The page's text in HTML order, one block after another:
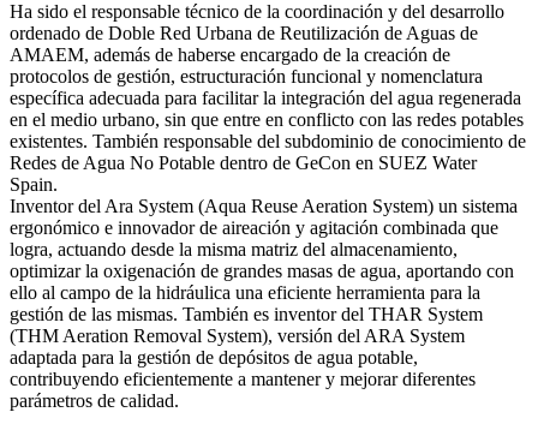
Ha sido el responsable técnico de la coordinación y del desarrollo
ordenado de Doble Red Urbana de Reutilización de Aguas de
AMAEM, además de haberse encargado de la creación de
protocolos de gestión, estructuración funcional y nomenclatura
específica adecuada para facilitar la integración del agua regenerada
en el medio urbano, sin que entre en conflicto con las redes potables
existentes. También responsable del subdominio de conocimiento de
Redes de Agua No Potable dentro de GeCon en SUEZ Water
Spain.
Inventor del Ara System (Aqua Reuse Aeration System) un sistema
ergonómico e innovador de aireación y agitación combinada que
logra, actuando desde la misma matriz del almacenamiento,
optimizar la oxigenación de grandes masas de agua, aportando con
ello al campo de la hidráulica una eficiente herramienta para la
gestión de las mismas. También es inventor del THAR System
(THM Aeration Removal System), versión del ARA System
adaptada para la gestión de depósitos de agua potable,
contribuyendo eficientemente a mantener y mejorar diferentes
parámetros de calidad.